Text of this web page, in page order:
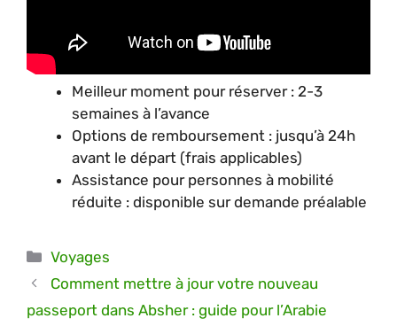
Meilleur moment pour réserver : 2-3
semaines à l’avance
Options de remboursement : jusqu’à 24h
avant le départ (frais applicables)
Assistance pour personnes à mobilité
réduite : disponible sur demande préalable
Catégories
Voyages
Comment mettre à jour votre nouveau
passeport dans Absher : guide pour l’Arabie